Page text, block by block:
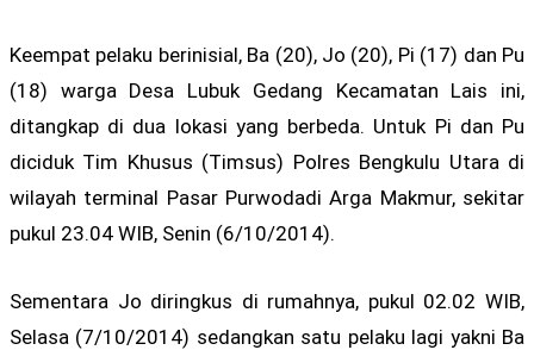
Keempat pelaku berinisial, Ba (20), Jo (20), Pi (17) dan Pu
(18) warga Desa Lubuk Gedang Kecamatan Lais ini,
ditangkap di dua lokasi yang berbeda. Untuk Pi dan Pu
diciduk Tim Khusus (Timsus) Polres Bengkulu Utara di
wilayah terminal Pasar Purwodadi Arga Makmur, sekitar
pukul 23.04 WIB, Senin (6/10/2014).
Sementara Jo diringkus di rumahnya, pukul 02.02 WIB,
Selasa (7/10/2014) sedangkan satu pelaku lagi yakni Ba